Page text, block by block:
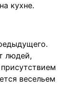
кухне.
людей,
весельем